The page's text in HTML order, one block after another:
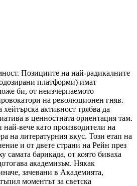
Позициите на най-радикалните
платформи) имат
би, от неизчерпаемото
на революционен гняв.
активност трябва да
в ценностната ориентация там.
вече като производители на
на литературния вкус. Този етап на
и от двете страни на Рейн през
самата барикада, от която биваха
академизъм. Някак
зачевани в Академията,
моментът за светска